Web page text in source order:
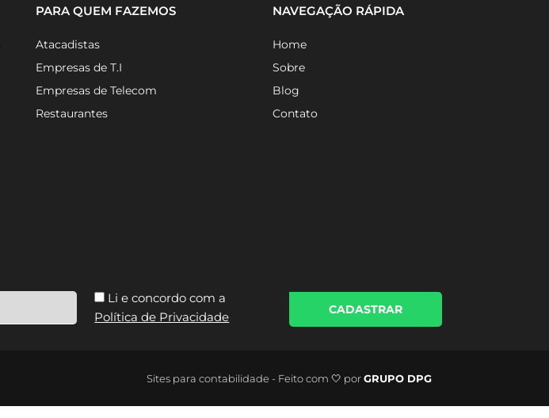
PARA QUEM FAZEMOS
Atacadistas
Empresas de T.I
Empresas de Telecom
Restaurantes
NAVEGAÇÃO RÁPIDA
Home
Sobre
Blog
Contato
Li e concordo com a
Política de Privacidade
CADASTRAR
Sites para contabilidade - Feito com 🤍 porGRUPO DPG